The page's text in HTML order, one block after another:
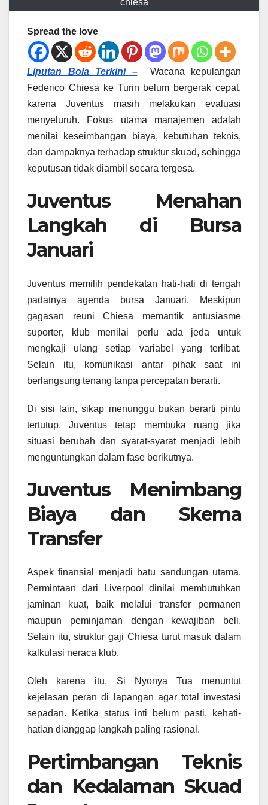
chiesa
Spread the love
Liputan Bola Terkini –Wacana kepulangan
Federico Chiesa ke Turin belum bergerak cepat,
karena Juventus masih melakukan evaluasi
menyeluruh. Fokus utama manajemen adalah
menilai keseimbangan biaya, kebutuhan teknis,
dan dampaknya terhadap struktur skuad, sehingga
keputusan tidak diambil secara tergesa.
Juventus Menahan
Langkah di Bursa
Januari
Juventus memilih pendekatan hati-hati di tengah
padatnya agenda bursa Januari. Meskipun
gagasan reuni Chiesa memantik antusiasme
suporter, klub menilai perlu ada jeda untuk
mengkaji ulang setiap variabel yang terlibat.
Selain itu, komunikasi antar pihak saat ini
berlangsung tenang tanpa percepatan berarti.
Di sisi lain, sikap menunggu bukan berarti pintu
tertutup. Juventus tetap membuka ruang jika
situasi berubah dan syarat-syarat menjadi lebih
menguntungkan dalam fase berikutnya.
Juventus Menimbang
Biaya dan Skema
Transfer
Aspek finansial menjadi batu sandungan utama.
Permintaan dari Liverpool dinilai membutuhkan
jaminan kuat, baik melalui transfer permanen
maupun peminjaman dengan kewajiban beli.
Selain itu, struktur gaji Chiesa turut masuk dalam
kalkulasi neraca klub.
Oleh karena itu, Si Nyonya Tua menuntut
kejelasan peran di lapangan agar total investasi
sepadan. Ketika status inti belum pasti, kehati-
hatian dianggap langkah paling rasional.
Pertimbangan Teknis
dan Kedalaman Skuad